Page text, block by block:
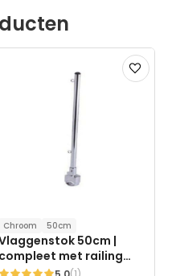
Voeg
toe
Chroom 50cm
50cm |
compleet met railing
montage